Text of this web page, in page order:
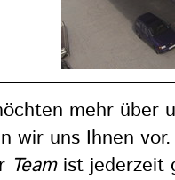
mehr über
wir uns Ihnen vor.
Team ist jederzeit